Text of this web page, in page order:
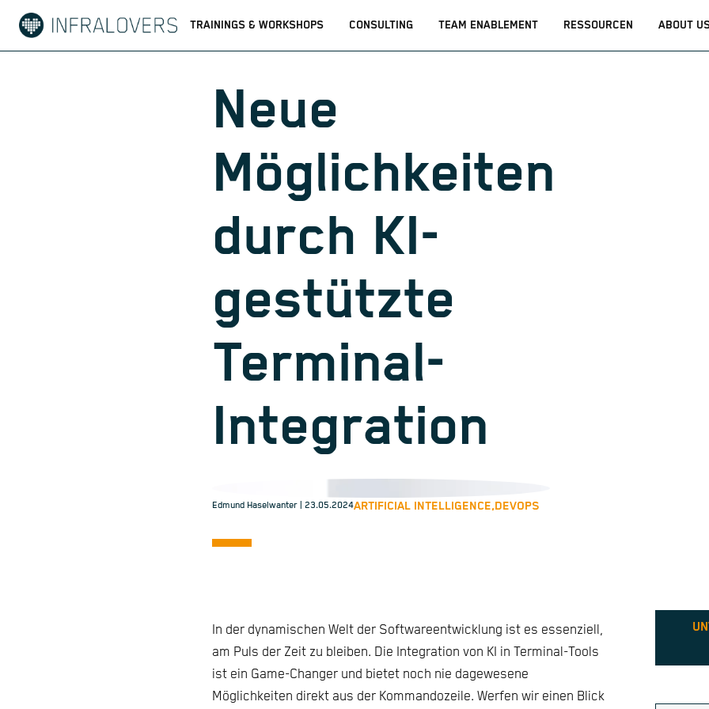
TRAININGS & WORKSHOPS CONSULTING TEAM ENABLEMENT RESSOURCEN ABOUT
Neue
Möglichkeiten
durch KI-
gestützte
Terminal-
Integration
Edmund Haselwanter | 23.05.2024ARTIFICIAL INTELLIGENCE,DEVOPS
In der dynamischen Welt der Softwareentwicklung ist es essenziell,
am Puls der Zeit zu bleiben. Die Integration von KI in Terminal-Tools
ist ein Game-Changer und bietet noch nie dagewesene
Möglichkeiten direkt aus der Kommandozeile. Werfen wir einen Blick